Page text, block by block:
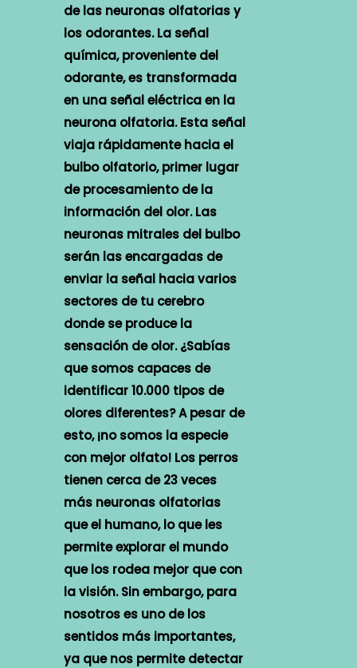
de las neuronas olfatorias y
los odorantes. La señal
química, proveniente del
odorante, es transformada
en una señal eléctrica en la
neurona olfatoria. Esta señal
viaja rápidamente hacia el
bulbo olfatorio, primer lugar
de procesamiento de la
información del olor. Las
neuronas mitrales del bulbo
serán las encargadas de
enviar la señal hacia varios
sectores de tu cerebro
donde se produce la
sensación de olor. ¿Sabías
que somos capaces de
identificar 10.000 tipos de
olores diferentes? A pesar de
esto, ¡no somos la especie
con mejor olfato! Los perros
tienen cerca de 23 veces
más neuronas olfatorias
que el humano, lo que les
permite explorar el mundo
que los rodea mejor que con
la visión. Sin embargo, para
nosotros es uno de los
sentidos más importantes,
ya que nos permite detectar